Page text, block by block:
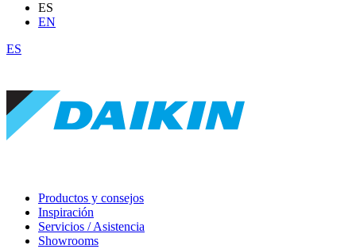
ES
EN
ES
Productos y consejos
Inspiración
Servicios / Asistencia
Showrooms